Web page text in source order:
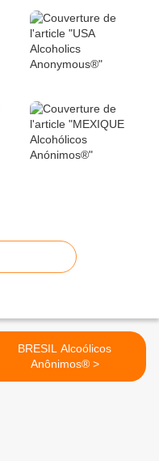
BRESIL Alcoólicos
Anônimos® >